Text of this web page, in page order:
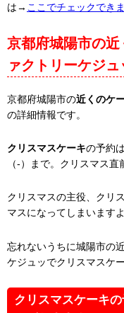
は→ ここでチェックでき
京都府城陽市の
ァクトリーケジ
京都府城陽市の近くのケ
の詳細情報です。
クリスマスケーキの予約
（-）まで。クリスマス直
クリスマスの主役、クリ
マスになってしまいます
忘れないうちに城陽市の
ケジュッでクリスマスケ
クリスマスケーキ